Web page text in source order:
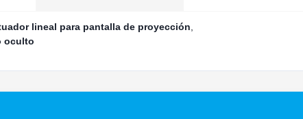
lineal para pantalla de proyección
oculto